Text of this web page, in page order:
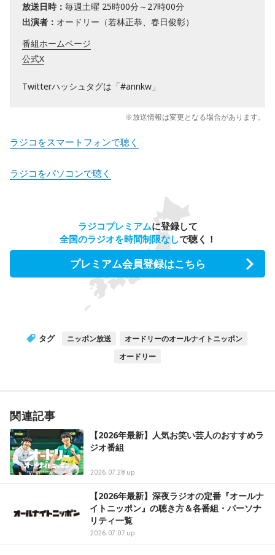
放送日時： 毎週土曜 25時00分～27時00分
出演者： オードリー（若林正恭、春日俊彰）
番組ホームページ
公式X
Twitterハッシュタグは「#annkw」
※放送情報は変更となる場合があります。
ラジコをスマートフォンで聴く
ラジコをパソコンで聴く
ラジコプレミアムに登録して
全国のラジオを時間制限なしで聴く！
プレミアム会員登録はこちら
タグ ニッポン放送
オードリーのオールナイトニッポン
オードリー
関連記事
【2026年最新】人気お笑い芸人のおすすめラ
ジオ番組
2026.07.28 up
【2026年最新】深夜ラジオの定番『オールナ
イトニッポン』の聴き方＆各番組・パーソナ
リティ一覧
2026.07.07 up